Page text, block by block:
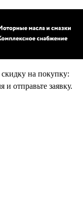
на покупку:
отправьте заявку.